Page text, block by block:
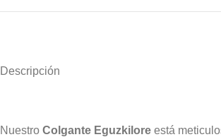
Descripción
Nuestro Colgante Eguzkilore está